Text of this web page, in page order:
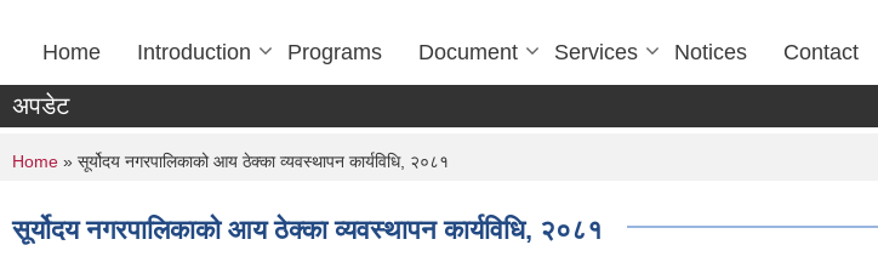
Home Introduction Programs Document Services Notices Contact
अपडेट
You are here
Home » सूर्योदय नगरपालिकाको आय ठेक्का व्यवस्थापन कार्यविधि, २०८१
सूर्योदय नगरपालिकाको आय ठेक्का व्यवस्थापन कार्यविधि, २०८१